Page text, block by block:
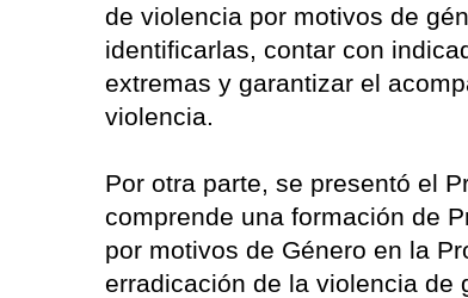
de violencia por motivos de
identificarlas, contar con
extremas y garantizar el
violencia.
Por otra parte, se presentó el
comprende una formación de
por motivos de Género en la
erradicación de la violencia de